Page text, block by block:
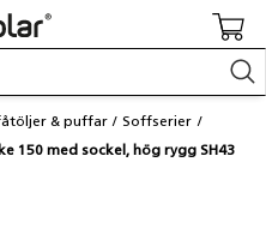
& puffar
Soffserier
150 med sockel, hög rygg SH43